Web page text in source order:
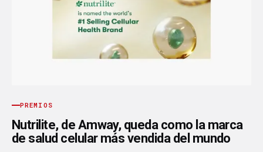
PREMIOS
Nutrilite, de Amway, queda como la marca
de salud celular más vendida del mundo